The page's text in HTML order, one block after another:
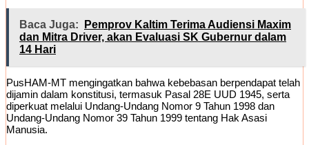
Baca Juga:
Pemprov Kaltim Terima Audiensi Maxim
dan Mitra Driver, akan Evaluasi SK Gubernur dalam
14 Hari
PusHAM-MT mengingatkan bahwa kebebasan berpendapat telah
dijamin dalam konstitusi, termasuk Pasal 28E UUD 1945, serta
diperkuat melalui Undang-Undang Nomor 9 Tahun 1998 dan
Undang-Undang Nomor 39 Tahun 1999 tentang Hak Asasi
Manusia.